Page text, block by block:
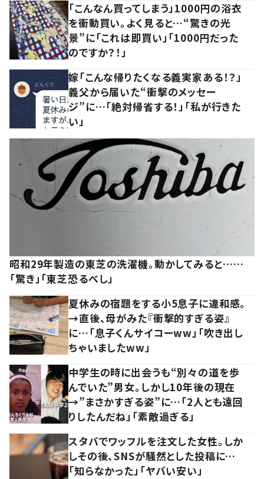
「こんなん買ってしまう」1000円の浴衣
を衝動買い。よく見ると…“驚きの光
景”に「これは即買い」「1000円だった
のですか？！」
嫁「こんな帰りたくなる義実家ある！？」
義父から届いた“衝撃のメッセー
ジ”に…「絶対帰省する！」「私が行きた
い」
昭和29年製造の東芝の洗濯機。動かしてみると……
「驚き」「東芝恐るべし」
夏休みの宿題をする小5息子に違和感。
→直後、母がみた『衝撃的すぎる姿』
に…「息子くんサイコーww」「吹き出し
ちゃいましたww」
中学生の時に出会うも“別々の道を歩
んでいた”男女。しかし10年後の現在
→”まさかすぎる姿”に…「2人とも遠回
りしたんだね」「素敵過ぎる」
スタバでワッフルを注文した女性。しか
しその後、SNSが騒然とした投稿に…
「知らなかった」「ヤバい安い」